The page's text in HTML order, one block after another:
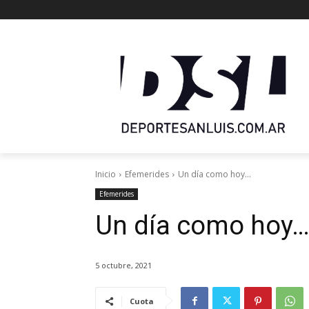
Inicio Efemerides Un día como hoy...
Efemerides
Un día como hoy…
5 octubre, 2021
Cuota